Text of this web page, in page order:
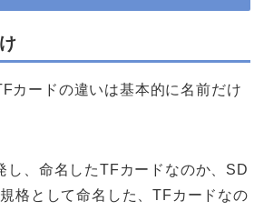
カードの違いは基本的に名前だけ
し、命名したTFカードなのか、SD
格として命名した、TFカードなの